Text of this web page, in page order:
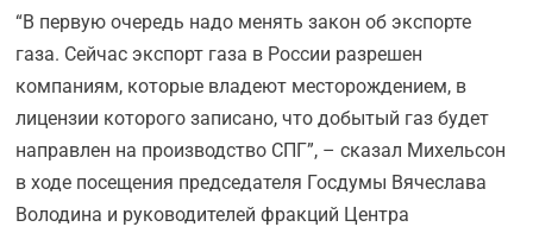
“В первую очередь надо менять закон об экспорте
газа. Сейчас экспорт газа в России разрешен
компаниям, которые владеют месторождением, в
лицензии которого записано, что добытый газ будет
направлен на производство СПГ”, – сказал Михельсон
в ходе посещения председателя Госдумы Вячеслава
Володина и руководителей фракций Центра